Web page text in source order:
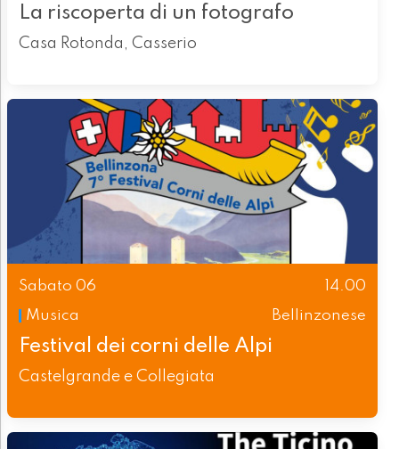
La riscoperta di un fotografo
Casa Rotonda, Casserio
Sabato 06
14.00
Musica
Bellinzonese
Festival dei corni delle Alpi
Castelgrande e Collegiata